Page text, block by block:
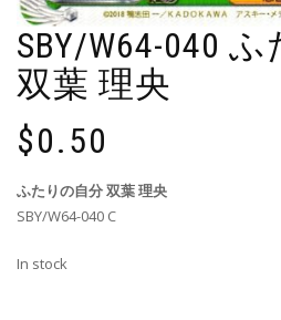
SBY/W64-040
双葉 理央
$0.50
ふたりの自分 双葉 理央
SBY/W64-040 C
In stock